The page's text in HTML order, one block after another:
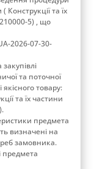
Конструкції та їх
5) , що
2026-07-30-
та поточної
товару:
та їх частини
предмета
визначені на
замовника.
предмета